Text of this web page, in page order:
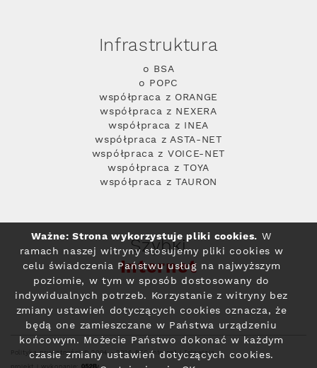
Infrastruktura
o BSA
o POPC
współpraca z ORANGE
współpraca z NEXERA
współpraca z INEA
współpraca z ASTA-NET
współpraca z VOICE-NET
współpraca z TOYA
współpraca z TAURON
Szybki
Internet
Polityka prywatności© 2004 - 2026 RFC Internet i Telewizja
Ważne: Strona wykorzystuje pliki cookies. W
ramach naszej witryny stosujemy pliki cookies w
celu świadczenia Państwu usług na najwyższym
poziomie, w tym w sposób dostosowany do
indywidualnych potrzeb. Korzystanie z witryny bez
zmiany ustawień dotyczących cookies oznacza, że
będą one zamieszczane w Państwa urządzeniu
końcowym. Możecie Państwo dokonać w każdym
czasie zmiany ustawień dotyczących cookies.